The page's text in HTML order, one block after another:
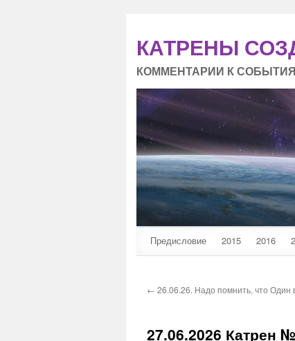
КАТРЕНЫ
КОММЕНТАРИИ К
Предисловие 2015 2016
← 26.06.26. Надо помнить, что Один
27.06.2026 Катрен